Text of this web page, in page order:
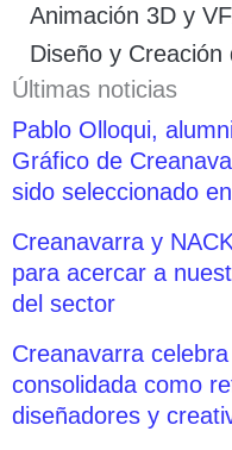
Animación 3D y
Diseño y Creación
Últimas noticias
Pablo Olloqui,
Gráfico de
sido seleccionado
Creanavarra y
para acercar a
del sector
Creanavarra
consolidada como
diseñadores y